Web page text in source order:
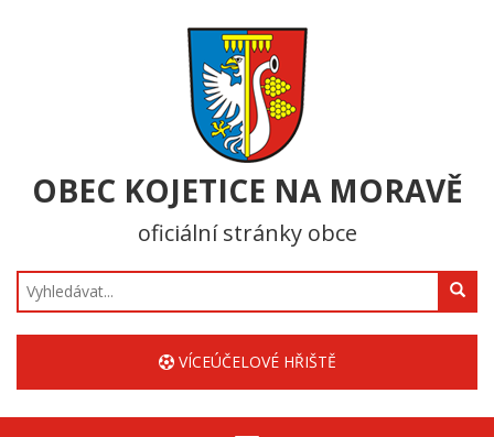
OBEC KOJETICE NA MORAVĚ
oficiální stránky obce
Hledat
VÍCEÚČELOVÉ HŘIŠTĚ